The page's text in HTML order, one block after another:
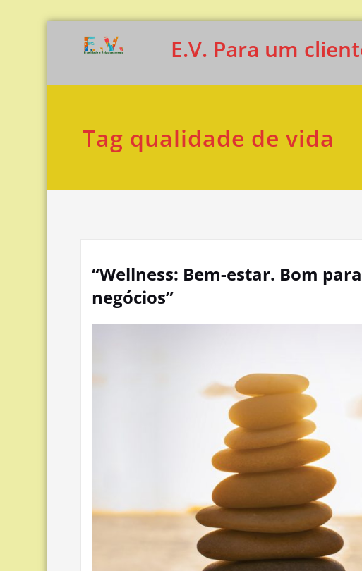
E.V. Para um
Tag qualidade de vida
“Wellness: Bem-estar. Bom
negócios”